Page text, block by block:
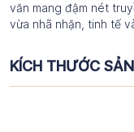
văn mang đậm nét
vừa nhã nhặn, tinh tế
KÍCH THƯỚC